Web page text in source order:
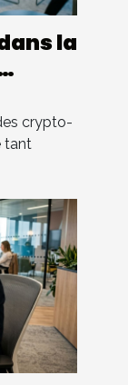
la
crypto-
tant